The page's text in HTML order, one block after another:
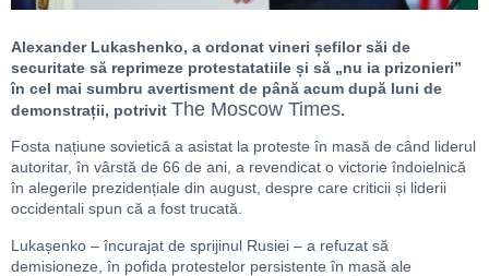
Alexander Lukashenko, a ordonat vineri șefilor săi de
securitate să reprimeze protestatatiile și să „nu ia prizonieri”
în cel mai sumbru avertisment de până acum după luni de
demonstrații, potrivit The Moscow Times.
Fosta națiune sovietică a asistat la proteste în masă de când liderul
autoritar, în vârstă de 66 de ani, a revendicat o victorie îndoielnică
în alegerile prezidențiale din august, despre care criticii și liderii
occidentali spun că a fost trucată.
Lukașenko – încurajat de sprijinul Rusiei – a refuzat să
demisioneze, în pofida protestelor persistente în masă ale